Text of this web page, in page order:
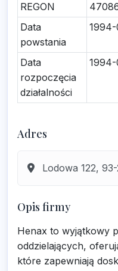
REGON
Data
powstania
Data
rozpoczęcia
działalności
Adres
Lodowa 122,
Opis firmy
Henax to wyjątkowy
oddzielających,
które zapewniają